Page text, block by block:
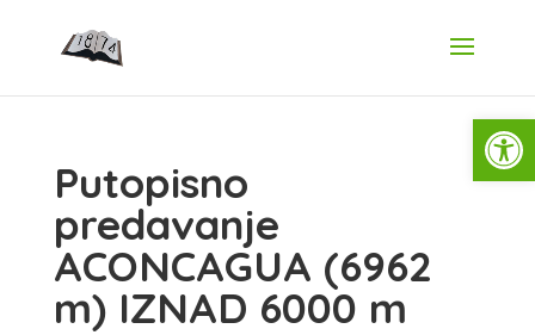
Putopisno
predavanje
ACONCAGUA (6962
m) IZNAD 6000 m